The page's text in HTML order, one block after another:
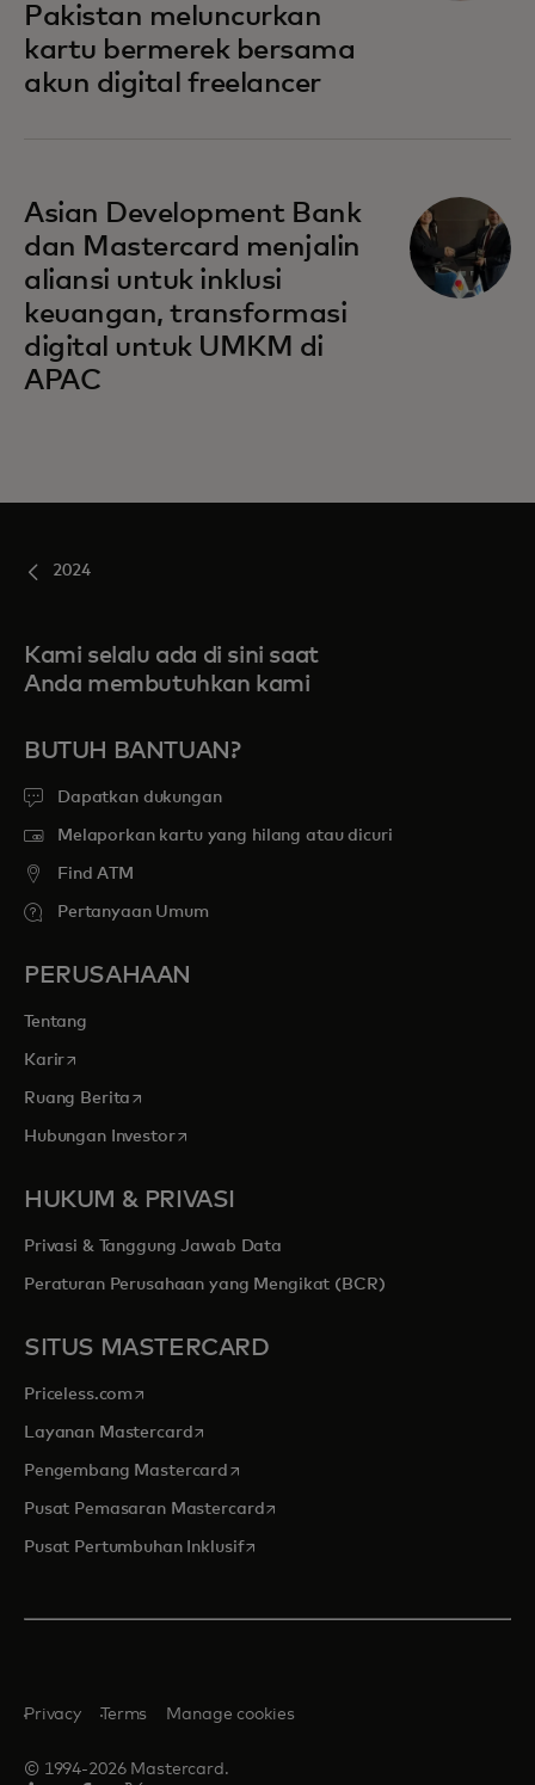
Pakistan meluncurkan
kartu bermerek bersama
akun digital freelancer
Asian Development Bank
dan Mastercard menjalin
aliansi untuk inklusi
keuangan, transformasi
digital untuk UMKM di
APAC
opens in a new tab
2024
Kami selalu ada di sini saat
Anda membutuhkan kami
BUTUH BANTUAN?
Dapatkan dukungan
Melaporkan kartu yang hilang atau dicuri
Find ATM
Pertanyaan Umum
PERUSAHAAN
Tentang
Kariropens in a new tab
Ruang Berita opens in a new tab
Hubungan Investoropens in a new tab
HUKUM & PRIVASI
Privasi & Tanggung Jawab Data
Peraturan Perusahaan yang Mengikat (BCR)
SITUS MASTERCARD
Priceless.com opens in a new tab
Layanan Mastercardopens in a new tab
Pengembang Mastercard opens in a new tab
Pusat Pemasaran Mastercardopens in a new tab
Pusat Pertumbuhan Inklusifopens in a new tab
© 1994-2026 Mastercard.
Privacy Terms Manage cookies